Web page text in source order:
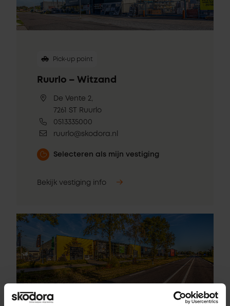
Pick-up point
Ruurlo – Witzand
De Vente 2,
7261 ST Ruurlo
0513335000
ruurlo@skodora.nl
Selecteren als mijn vestiging
Bekijk vestiging info